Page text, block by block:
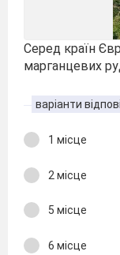
Серед країн
марганцевих
варіанти
1 місце
2 місце
5 місце
6 місце